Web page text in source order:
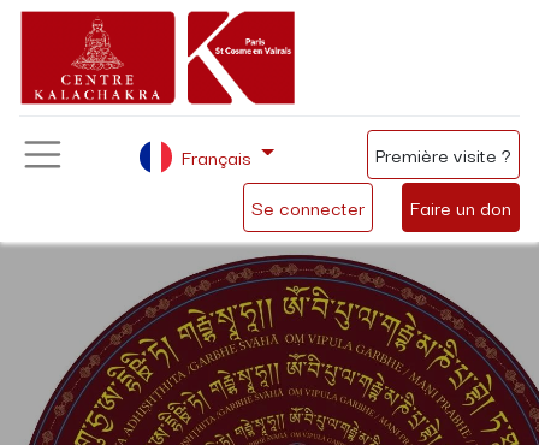
Se connecter Faire un don
Français Première visite ?